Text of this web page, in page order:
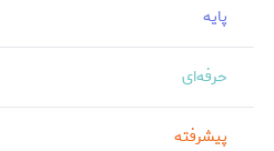
پایه
حرفه‌ای
پیشرفته